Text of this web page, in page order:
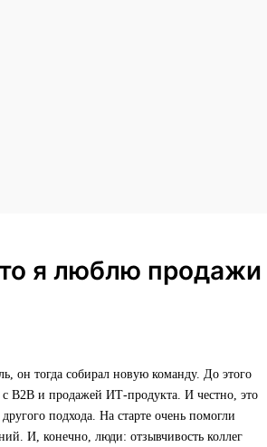
я люблю продажи
он тогда собирал новую команду. До этого
B2B и продажей ИТ‑продукта. И честно, это
подхода. На старте очень помогли
И, конечно, люди: отзывчивость коллег